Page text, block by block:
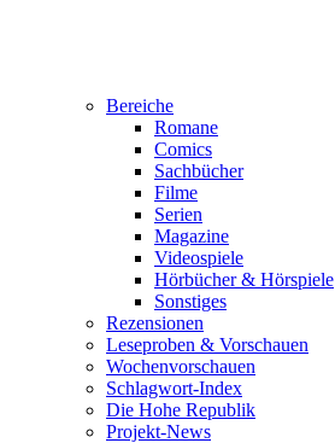
Bereiche
Romane
Comics
Sachbücher
Filme
Serien
Magazine
Videospiele
Hörbücher & Hörspiele
Sonstiges
Rezensionen
Leseproben & Vorschauen
Wochenvorschauen
Schlagwort-Index
Die Hohe Republik
Projekt-News